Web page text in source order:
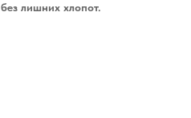
лишних хлопот.